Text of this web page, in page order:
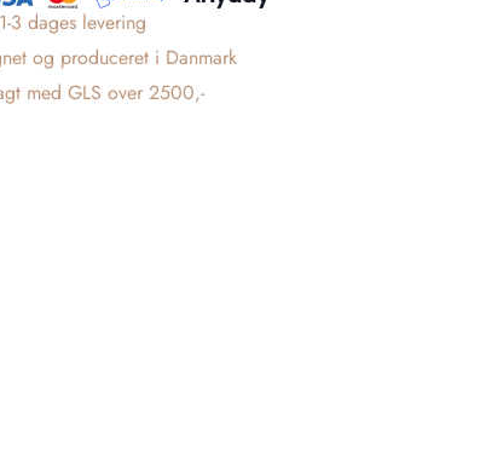
3 dages levering
og produceret i Danmark
med GLS over 2500,-